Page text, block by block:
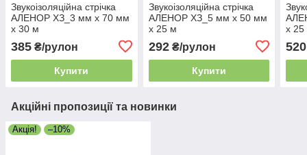
Звукоізоляційна стрічка
АЛЕНОР ХЗ_3 мм х 70 мм
х 30 м
385 ₴/рулон
Купити
Звукоізоляційна стрічка
АЛЕНОР ХЗ_5 мм х 50 мм
х 25 м
292₴/рулон
Купити
х
520
Акційні пропозиції та новинки
Акція! –10%